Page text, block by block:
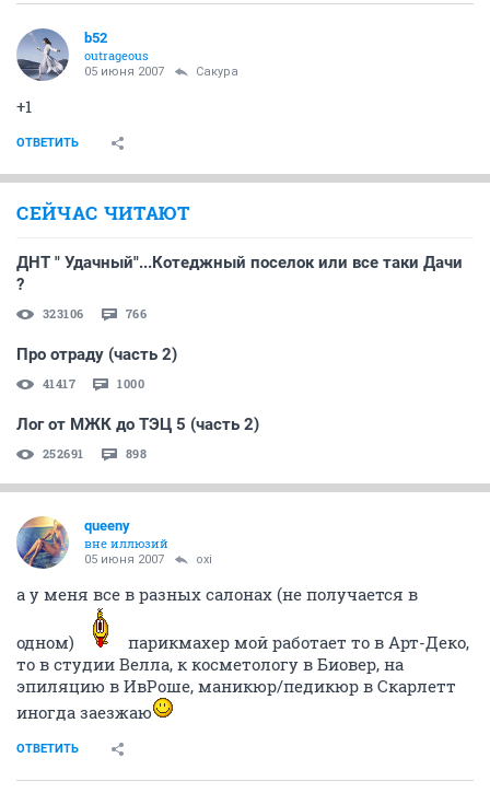
b52
outrageous
05 июня 2007 Сакура
+1
ОТВЕТИТЬ
СЕЙЧАС ЧИТАЮТ
ДНТ " Удачный"...Котеджный поселок или все таки Дачи
?
323106 766
Про отраду (часть 2)
41417 1000
Лог от МЖК до ТЭЦ 5 (часть 2)
252691 898
queeny
вне иллюзий
05 июня 2007 oxi
а у меня все в разных салонах (не получается в
одном)
парикмахер мой работает то в Арт-Деко,
то в студии Велла, к косметологу в Биовер, на
эпиляцию в ИвРоше, маникюр/педикюр в Скарлетт
иногда заезжаю
ОТВЕТИТЬ